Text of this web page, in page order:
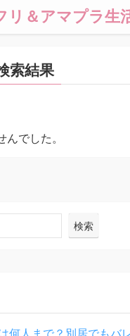
リ＆アマプラ生
索結果
んでした。
検索
何人まで？別居でもバ